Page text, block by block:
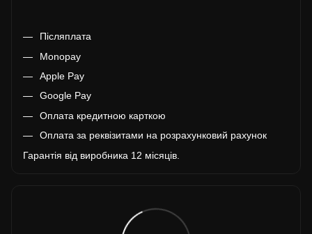
Післяплата
Monopay
Apple Pay
Google Pay
Оплата кредитною карткою
Оплата за реквізитами на розрахунковий рахунок
Гарантія від виробника 12 місяців.